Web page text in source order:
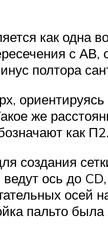
как одна
с АВ,
полтора
же
как
создания
ведут ось до
осей
пальто